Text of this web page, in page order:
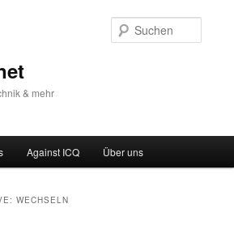
& mehr
Against ICQ Über uns
WECHSELN